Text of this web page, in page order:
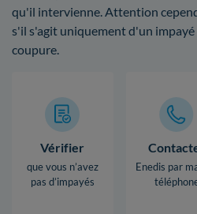
qu'il intervienne. Attention
s'il s'agit uniquement d'un impayé
coupure.
Vérifier
que vous n’avez
pas d’impayés
Enedis par